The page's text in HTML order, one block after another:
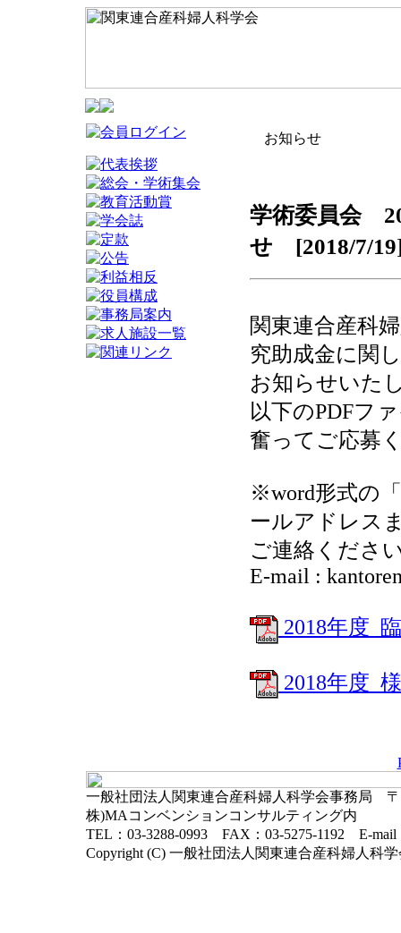
お知らせ
学術委員会
せ [2018/7/
関東連合産科
究助成金に関
お知らせいた
以下のPDFフ
奮ってご応募
※word形式の
ールアドレス
ご連絡くださ
E-mail :
2018年度_
2018年度_
一般社団法人関東連合産科婦人科学会事務局 〒
株)MAコンベンションコンサルティング内
TEL：03-3288-0993 FAX：03-5275-1192 E-mail
Copyright (C) 一般社団法人関東連合産科婦人科